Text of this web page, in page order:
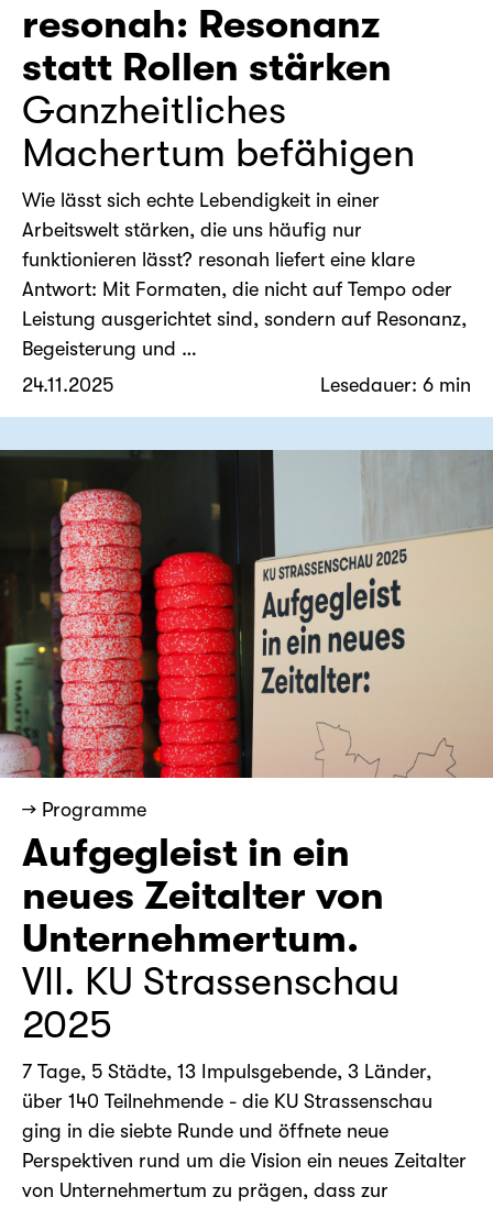
resonah: Resonanz
statt Rollen stärken
Ganzheitliches
Machertum befähigen
Wie lässt sich echte Lebendigkeit in einer
Arbeitswelt stärken, die uns häufig nur
funktionieren lässt? resonah liefert eine klare
Antwort: Mit Formaten, die nicht auf Tempo oder
Leistung ausgerichtet sind, sondern auf Resonanz,
Begeisterung und …
24.11.2025
Lesedauer: 6 min
→ Programme
Aufgegleist in ein
neues Zeitalter von
Unternehmertum.
VII. KU Strassenschau
2025
7 Tage, 5 Städte, 13 Impulsgebende, 3 Länder,
über 140 Teilnehmende - die KU Strassenschau
ging in die siebte Runde und öffnete neue
Perspektiven rund um die Vision ein neues Zeitalter
von Unternehmertum zu prägen, dass zur